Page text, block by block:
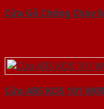
Cửa Gỗ Chống Cháy
Cửa ABS KOS 101